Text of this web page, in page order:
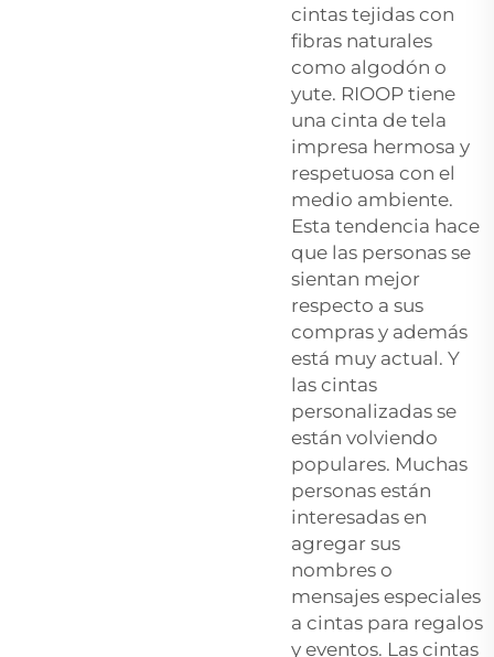
cintas tejidas con
fibras naturales
como algodón o
yute. RIOOP tiene
una cinta de tela
impresa hermosa y
respetuosa con el
medio ambiente.
Esta tendencia hace
que las personas se
sientan mejor
respecto a sus
compras y además
está muy actual. Y
las cintas
personalizadas se
están volviendo
populares. Muchas
personas están
interesadas en
agregar sus
nombres o
mensajes especiales
a cintas para regalos
y eventos. Las cintas